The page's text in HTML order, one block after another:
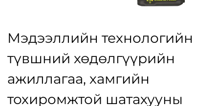
Мэдээллийн технологийн
түвшний хөдөлгүүрийн
ажиллагаа, хамгийн
тохиромжтой шатахууны